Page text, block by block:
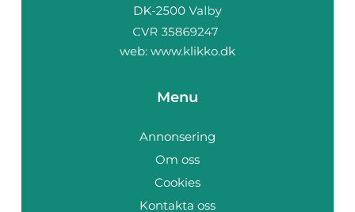
web: www.klikko.dk
Menu
Annonsering
Om oss
Cookies
Kontakta oss